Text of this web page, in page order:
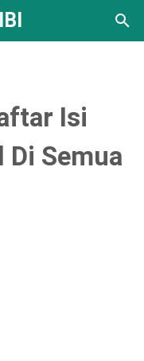
Isi
Semua